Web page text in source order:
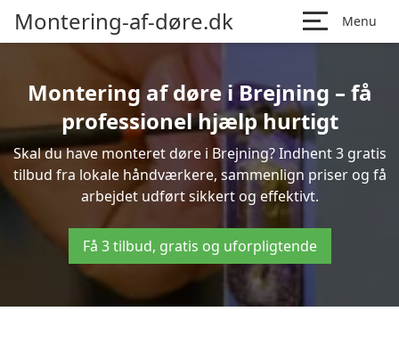
Montering-af-døre.dk Menu
Montering af døre i Brejning – få
professionel hjælp hurtigt
Skal du have monteret døre i Brejning? Indhent 3 gratis
tilbud fra lokale håndværkere, sammenlign priser og få
arbejdet udført sikkert og effektivt.
Få 3 tilbud, gratis og uforpligtende